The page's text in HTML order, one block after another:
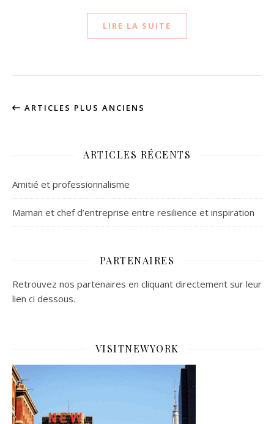
LIRE LA SUITE
ARTICLES PLUS ANCIENS
ARTICLES RÉCENTS
Amitié et professionnalisme
Maman et chef d’entreprise entre resilience et inspiration
PARTENAIRES
Retrouvez nos partenaires en cliquant directement sur leur
lien ci dessous.
VISITNEWYORK